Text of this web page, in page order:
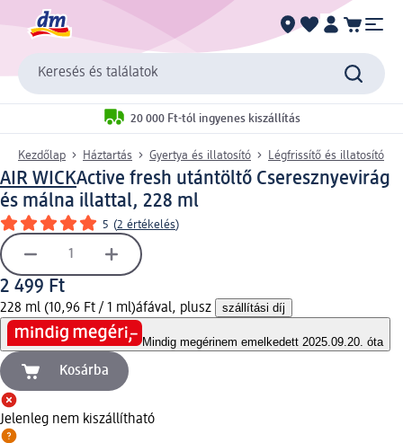
Keresés és találatok
20 000 Ft-tól ingyenes kiszállítás
Kezdőlap Háztartás Gyertya és illatosító Légfrissítő és illatosító
AIR WICKActive fresh utántöltő Cseresznyevirág
és málna illattal, 228 ml
5 (2 értékelés)
2 499 Ft
228 ml (10,96 Ft / 1 ml)áfával, plusz szállítási díj
Mindig megérinem emelkedett 2025.09.20. óta
Kosárba
Jelenleg nem kiszállítható